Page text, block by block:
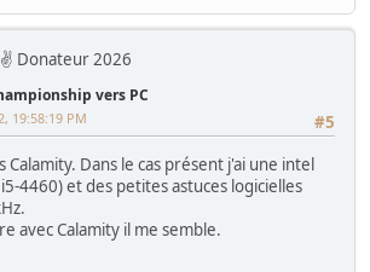
Donateur 2026
vers PC
#5
19:58:19 PM
Calamity. Dans le cas présent j'ai une intel
4460) et des petites astuces logicielles
avec Calamity il me semble.